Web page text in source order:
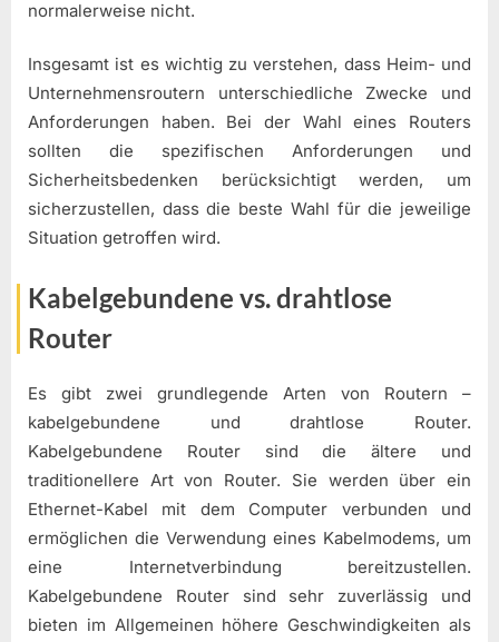
normalerweise nicht.
Insgesamt ist es wichtig zu verstehen, dass Heim- und
Unternehmensroutern unterschiedliche Zwecke und
Anforderungen haben. Bei der Wahl eines Routers
sollten die spezifischen Anforderungen und
Sicherheitsbedenken berücksichtigt werden, um
sicherzustellen, dass die beste Wahl für die jeweilige
Situation getroffen wird.
Kabelgebundene vs. drahtlose
Router
Es gibt zwei grundlegende Arten von Routern –
kabelgebundene und drahtlose Router.
Kabelgebundene Router sind die ältere und
traditionellere Art von Router. Sie werden über ein
Ethernet-Kabel mit dem Computer verbunden und
ermöglichen die Verwendung eines Kabelmodems, um
eine Internetverbindung bereitzustellen.
Kabelgebundene Router sind sehr zuverlässig und
bieten im Allgemeinen höhere Geschwindigkeiten als